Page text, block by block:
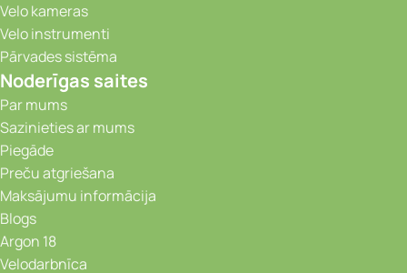
Velo kameras
Velo instrumenti
Pārvades sistēma
Noderīgas saites
Par mums
Sazinieties ar mums
Piegāde
Preču atgriešana
Maksājumu informācija
Blogs
Argon 18
Velodarbnīca